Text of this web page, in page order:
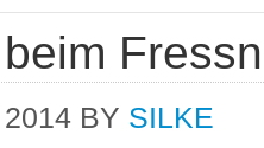
BY SILKE